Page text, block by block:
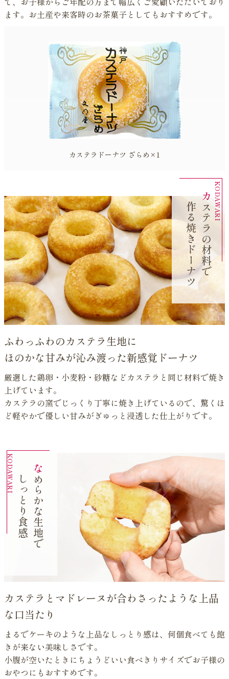
ます。お土産や来客時のお茶菓子としてもおすすめです。
カステラドーナツ ざらめ×1
カ
ス
テ
ラ
の
材
料
で
作る焼きドーナツ
ふわっふわのカステラ生地に
ほのかな甘みが沁み渡った新感覚ドーナツ
厳選した鶏卵・小麦粉・砂糖などカステラと同じ材料で焼き
上げています。
カステラの窯でじっくり丁寧に焼き上げているので、驚くほ
ど軽やかで優しい甘みがぎゅっと浸透した仕上がりです。
な
め
ら
か
な
生
地
で
しっとり食感
カステラとマドレーヌが合わさったような上品
な口当たり
まるでケーキのような上品なしっとり感は、何個食べても飽
きが来ない美味しさです。
小腹が空いたときにちょうどいい食べきりサイズでお子様の
おやつにもおすすめです。